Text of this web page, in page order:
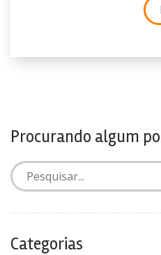
Procurando algum
Categorias